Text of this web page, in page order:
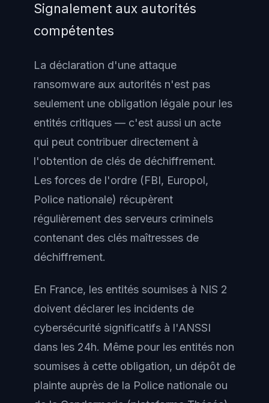
Signalement aux autorités
compétentes
La déclaration d'une attaque
ransomware aux autorités n'est pas
seulement une obligation légale pour les
entités critiques — c'est aussi un acte
qui peut contribuer directement à
l'obtention de clés de déchiffrement.
Les forces de l'ordre (FBI, Europol,
Police nationale) récupèrent
régulièrement des serveurs criminels
contenant des clés maîtresses de
déchiffrement.
En France, les entités soumises à NIS 2
doivent déclarer les incidents de
cybersécurité significatifs à l'ANSSI
dans les 24h. Même pour les entités non
soumises à cette obligation, un dépôt de
plainte auprès de la Police nationale ou